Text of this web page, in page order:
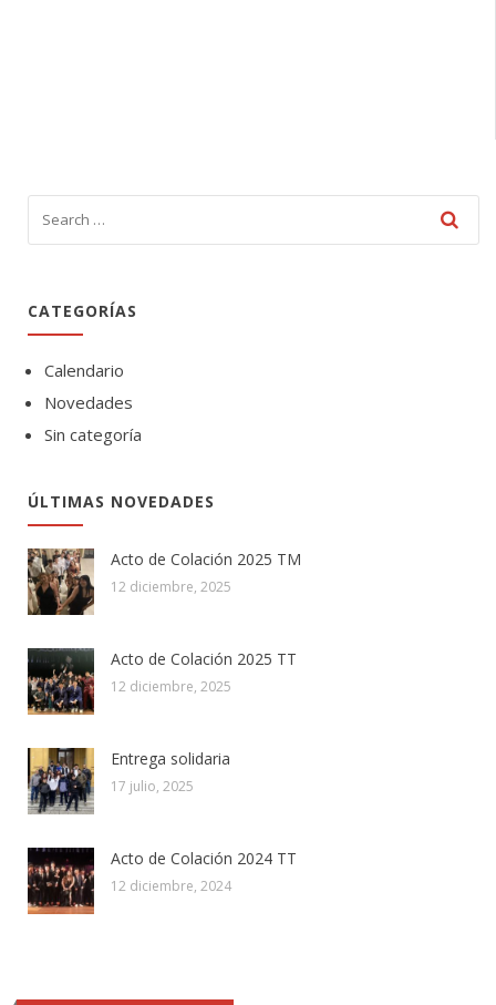
CATEGORÍAS
Calendario
Novedades
Sin categoría
ÚLTIMAS NOVEDADES
Acto de Colación 2025 TM
12 diciembre, 2025
Acto de Colación 2025 TT
12 diciembre, 2025
Entrega solidaria
17 julio, 2025
Acto de Colación 2024 TT
12 diciembre, 2024